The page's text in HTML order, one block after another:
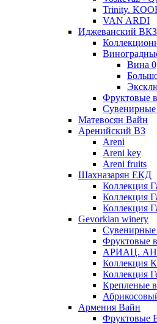
Trinity.
VAN ARDI
Иджеванский ВКЗ
Вина
Фруктовые
Cувенирные
Матевосян Вайн
Аренийский ВЗ
Areni
Areni key
Areni fruits
Шахназарян ЕКД
Коллекция
Коллекция
Коллекция
Gevorkian winery
Сувенирные
Фруктовые
АРИАЦ.
Коллекция
Коллекция
Крепленые
Армения Вайн
Фруктовые